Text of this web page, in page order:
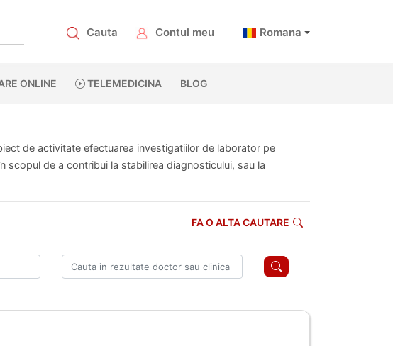
Cauta Contul meu Romana
ONLINE TELEMEDICINA BLOG
de activitate efectuarea investigatiilor de laborator pe
de a contribui la stabilirea diagnosticului, sau la
FA O ALTA CAUTARE